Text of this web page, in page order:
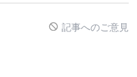
記事へのご意見